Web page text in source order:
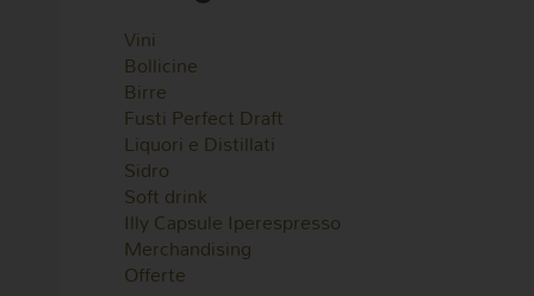
Vini
Bollicine
Birre
Fusti Perfect Draft
Liquori e Distillati
Sidro
Soft drink
Illy Capsule Iperespresso
Merchandising
Offerte